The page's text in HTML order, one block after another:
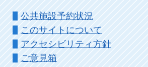
公共施設予約状況
このサイトについて
アクセシビリティ方針
ご意見箱